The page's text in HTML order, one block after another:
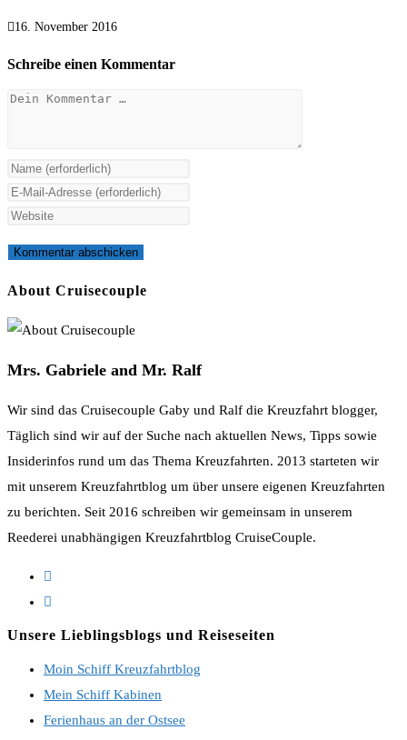
16. November 2016
Schreibe einen Kommentar
Kommentar
Gib
deinen
Namen
Benutzernamen
zum
ein
Gib
deine
Mail-
Adresse
Kommentieren
Gib
Website-
URL
(optional)
About Cruisecouple
Mrs. Gabriele and Mr. Ralf
Wir sind das Cruisecouple Gaby und Ralf die Kreuzfahrt blogger,
Täglich sind wir auf der Suche nach aktuellen News, Tipps sowie
Insiderinfos rund um das Thema Kreuzfahrten. 2013 starteten wir
mit unserem Kreuzfahrtblog um über unsere eigenen Kreuzfahrten
zu berichten. Seit 2016 schreiben wir gemeinsam in unserem
Reederei unabhängigen Kreuzfahrtblog CruiseCouple.
tab
new
tab
Unsere Lieblingsblogs und Reiseseiten
Moin Schiff Kreuzfahrtblog
Mein Schiff Kabinen
Ferienhaus an der Ostsee